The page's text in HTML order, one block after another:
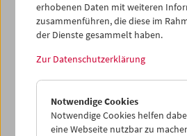
Buch
Retrospektive
Unquiet
erhobenen Daten mit weiteren
zusammenführen, die diese im
der Dienste gesammelt haben.
Zur Datenschutzerklärung
Notwendige Cookies
Notwendige Cookies helfen
eine Webseite nutzbar zu